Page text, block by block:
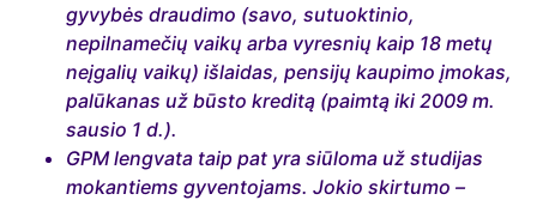
gyvybės draudimo (savo, sutuoktinio,
nepilnamečių vaikų arba vyresnių kaip 18 metų
neįgalių vaikų) išlaidas, pensijų kaupimo įmokas,
palūkanas už būsto kreditą (paimtą iki 2009 m.
sausio 1 d.).
GPM lengvata taip pat yra siūloma už studijas
mokantiems gyventojams. Jokio skirtumo –